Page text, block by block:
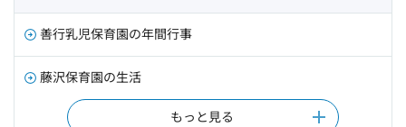
善行乳児保育園の年間行事
藤沢保育園の生活
もっと見る